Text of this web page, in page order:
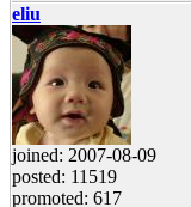
eliu
joined: 2007-08-09
posted: 11519
promoted: 617